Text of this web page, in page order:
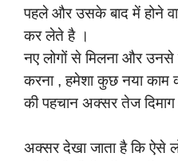
पहले और उसके बाद में होने
कर लेते है ।
नए लोगों से मिलना और उनसे
करना , हमेशा कुछ नया
की पहचान अक्सर तेज दिमाग
अक्सर देखा जाता है कि ऐसे